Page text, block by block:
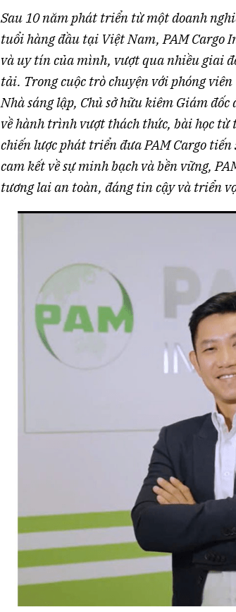
Sau 10 năm phát triển từ một doanh
tuổi hàng đầu tại Việt Nam, PAM Cargo
và uy tín của mình, vượt qua nhiều giai
tải. Trong cuộc trò chuyện với phóng
Nhà sáng lập, Chủ sở hữu kiêm Giám đốc
về hành trình vượt thách thức, bài học từ
chiến lược phát triển đưa PAM Cargo
cam kết về sự minh bạch và bền vững,
tương lai an toàn, đáng tin cậy và triển